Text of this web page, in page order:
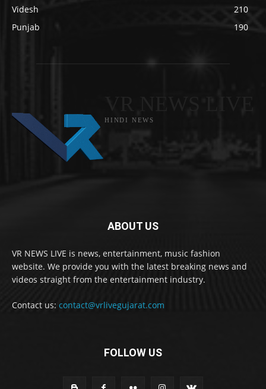
Videsh
210
Punjab
190
HINDI NEWS
ABOUT US
VR NEWS LIVE is news, entertainment, music fashion
website. We provide you with the latest breaking news and
videos straight from the entertainment industry.
Contact us: contact@vrlivegujarat.com
FOLLOW US